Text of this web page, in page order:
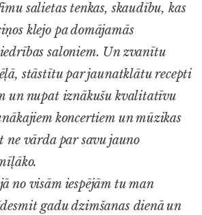
salietas tenkas, skaudību, kas
klejo pa domājamās
saloniem. Un zvanītu
stāstītu par jaunatklātu recepti
un nupat iznākušu kvalitatīvu
koncertiem un mūzikas
ne vārda par savu jauno
no visām iespējām tu man
gadu dzimšanas dienā un